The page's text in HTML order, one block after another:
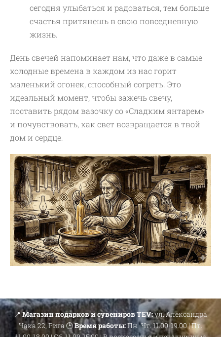
сегодня улыбаться и радоваться, тем больше
счастья притянешь в свою повседневную
жизнь.
День свечей напоминает нам, что даже в самые
холодные времена в каждом из нас горит
маленький огонек, способный согреть. Это
идеальный момент, чтобы зажечь свечу,
поставить рядом вазочку со «Сладким янтарем»
и почувствовать, как свет возвращается в твой
дом и сердце.
📍Магазин подарков и сувениров TEV:ул. Александра
Чака 22, Рига 🕒Время работы:Пн.-Чт. 11.00-19.00 | Пт.